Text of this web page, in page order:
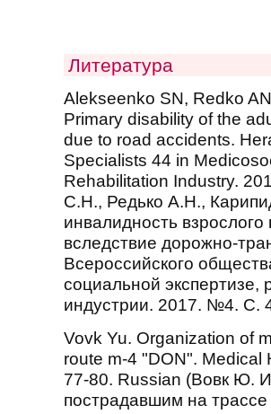
Литература
Alekseenko SN, Redko
Primary disability of the
due to road accidents.
Specialists 44 in
Rehabilitation Industry.
С.Н., Редько А.Н.,
инвалидность
вследствие дорожно-
Всероссийского
социальной
индустрии. 2017. №4. С.
Vovk Yu. Organization of
route m-4 "DON". Medical
77-80. Russian (Вовк Ю.
пострадавшим на